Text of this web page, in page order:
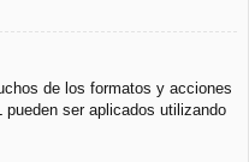
de los formatos y acciones
ser aplicados utilizando